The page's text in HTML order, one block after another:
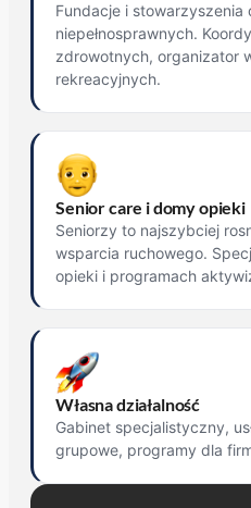
Fundacje i stowarzyszenia
niepełnosprawnych.
zdrowotnych, organizator
rekreacyjnych.
Senior care i domy opieki
Seniorzy to najszybciej
wsparcia ruchowego.
opieki i programach
Własna działalność
Gabinet specjalistyczny,
grupowe, programy dla